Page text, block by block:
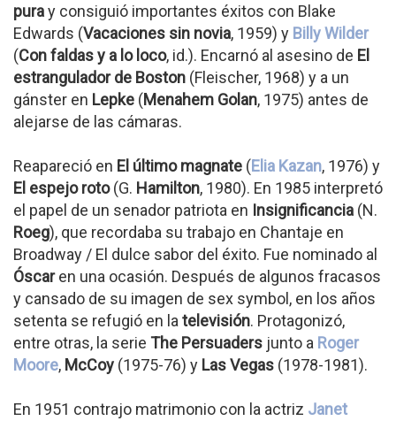
puray consiguió importantes éxitos con Blake
Edwards (Vacaciones sin novia, 1959) y Billy Wilder
(Con faldas y a lo loco, id.). Encarnó al asesino de El
estrangulador de Boston (Fleischer, 1968) y a un
gánster en Lepke (Menahem Golan, 1975) antes de
alejarse de las cámaras.
Reapareció en El último magnate (Elia Kazan, 1976) y
El espejo roto(G. Hamilton, 1980). En 1985 interpretó
el papel de un senador patriota en Insignificancia (N.
Roeg), que recordaba su trabajo en Chantaje en
Broadway / El dulce sabor del éxito. Fue nominado al
Óscaren una ocasión. Después de algunos fracasos
y cansado de su imagen de sex symbol, en los años
setenta se refugió en la televisión. Protagonizó,
entre otras, la serie The Persuaders junto a Roger
Moore, McCoy (1975-76) y Las Vegas (1978-1981).
En 1951 contrajo matrimonio con la actriz Janet